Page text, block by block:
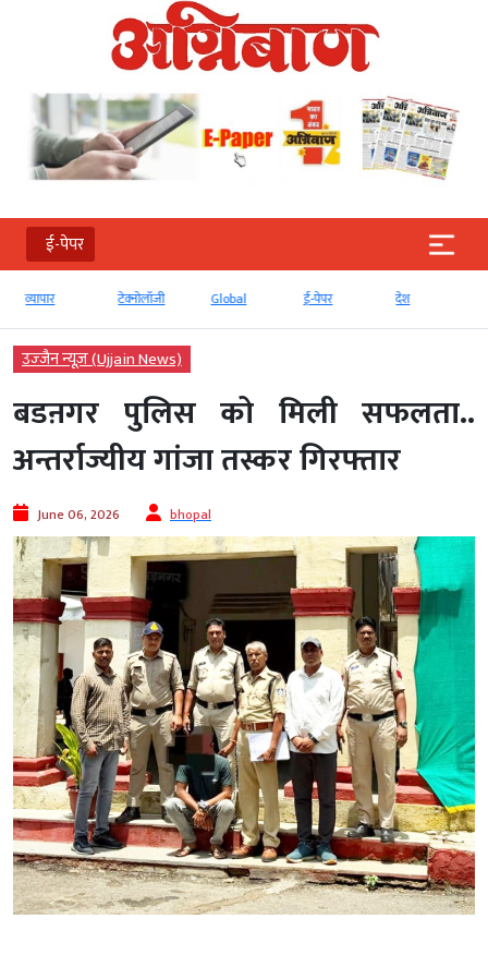
ई-पेपर
व्‍यापार टेक्‍नोलॉजी Global ई-पेपर देश
उज्‍जैन न्यूज़ (Ujjain News)
बडऩगर पुलिस को मिली सफलता..
अन्तर्राज्यीय गांजा तस्कर गिरफ्तार
June 06, 2026 bhopal